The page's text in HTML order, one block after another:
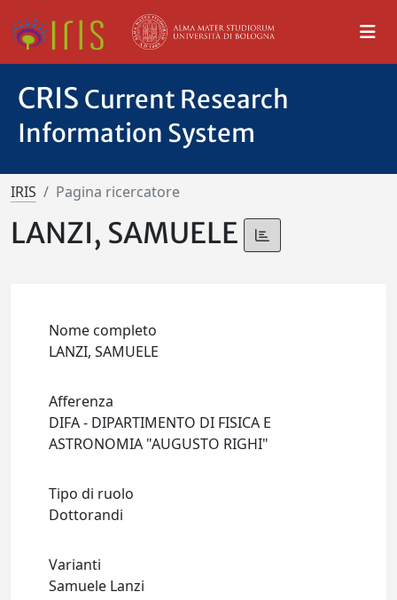
CRIS Current Research
Information System
IRIS Pagina ricercatore
LANZI, SAMUELE
Nome completo
LANZI, SAMUELE
Afferenza
DIFA - DIPARTIMENTO DI FISICA E
ASTRONOMIA "AUGUSTO RIGHI"
Tipo di ruolo
Dottorandi
Varianti
Samuele Lanzi